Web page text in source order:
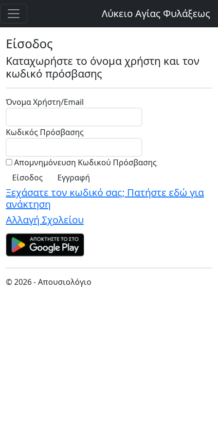
Λύκειο Αγίας Φυλάξεως
Είσοδος
Καταχωρήστε το όνομα χρήστη και τον
κωδικό πρόσβασης
Όνομα Χρήστη/Email
Κωδικός Πρόσβασης
Απομνημόνευση Κωδικού Πρόσβασης
Εγγραφή
Ξεχάσατε τον κωδικό σας; Πατήστε εδώ για
ανάκτηση
Αλλαγή Σχολείου
© 2026 - Απουσιολόγιο